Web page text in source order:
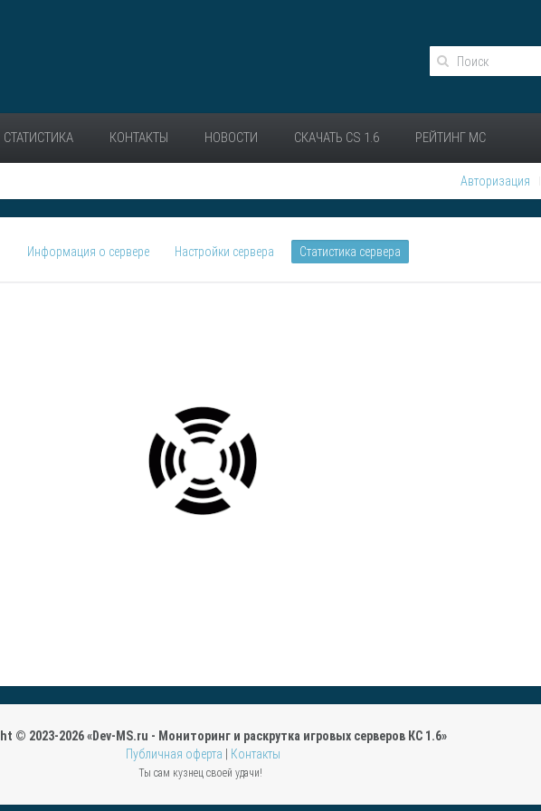
СТАТИСТИКА КОНТАКТЫ НОВОСТИ СКАЧАТЬ CS 1.6 РЕЙТИНГ МС
Авторизация
Информация о сервере Настройки сервера Статистика сервера
© 2023-2026 «Dev-MS.ru - Мониторинг и раскрутка игровых серверов КС 1.6»
Публичная оферта
Контакты
Ты сам кузнец своей удачи!